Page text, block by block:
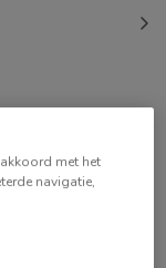
met het
navigatie,